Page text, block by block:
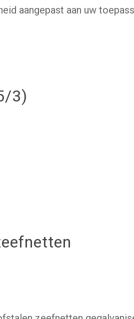
aangepast aan uw
3)